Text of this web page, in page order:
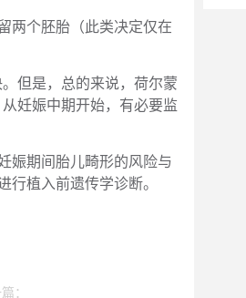
两个胚胎（此类决定仅在
但是，总的来说，荷尔蒙
妊娠中期开始，有必要监
娠期间胎儿畸形的风险与
植入前遗传学诊断。
：